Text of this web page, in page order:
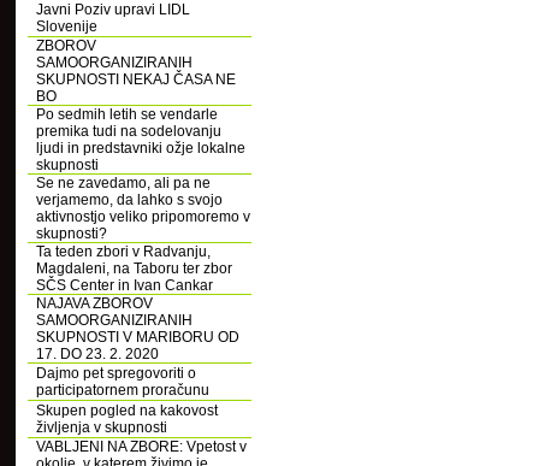
Javni Poziv upravi LIDL
Slovenije
ZBOROV
SAMOORGANIZIRANIH
SKUPNOSTI NEKAJ ČASA NE
BO
Po sedmih letih se vendarle
premika tudi na sodelovanju
ljudi in predstavniki ožje lokalne
skupnosti
Se ne zavedamo, ali pa ne
verjamemo, da lahko s svojo
aktivnostjo veliko pripomoremo v
skupnosti?
Ta teden zbori v Radvanju,
Magdaleni, na Taboru ter zbor
SČS Center in Ivan Cankar
NAJAVA ZBOROV
SAMOORGANIZIRANIH
SKUPNOSTI V MARIBORU OD
17. DO 23. 2. 2020
Dajmo pet spregovoriti o
participatornem proračunu
Skupen pogled na kakovost
življenja v skupnosti
VABLJENI NA ZBORE: Vpetost v